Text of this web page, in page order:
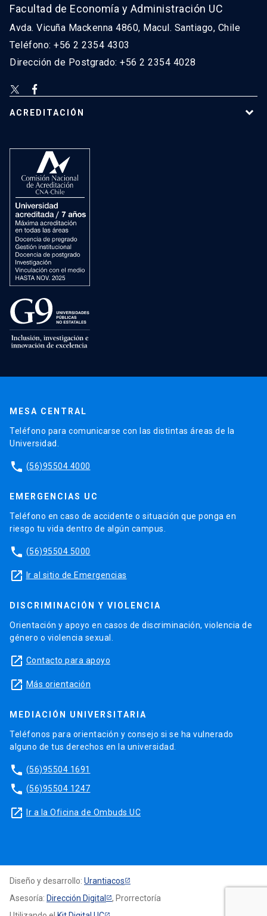
Facultad de Economía y Administración UC
Avda. Vicuña Mackenna 4860, Macul. Santiago, Chile
Teléfono: +56 2 2354 4303
Dirección de Postgrado: +56 2 2354 4028
ACREDITACIÓN
MESA CENTRAL
Teléfono para comunicarse con las distintas áreas de la
Universidad.
phone (56)95504 4000
EMERGENCIAS UC
Teléfono en caso de accidente o situación que ponga en
riesgo tu vida dentro de algún campus.
phone (56)95504 5000
launch Ir al sitio de Emergencias
DISCRIMINACIÓN Y VIOLENCIA
Orientación y apoyo en casos de discriminación, violencia de
género o violencia sexual.
launch Contacto para apoyo
launch Más orientación
MEDIACIÓN UNIVERSITARIA
Teléfonos para orientación y consejo si se ha vulnerado
alguno de tus derechos en la universidad.
phone (56)95504 1691
phone (56)95504 1247
launch Ir a la Oficina de Ombuds UC
Diseño y desarrollo: Urantiacos
Asesoría: Dirección Digital
, Prorrectoría